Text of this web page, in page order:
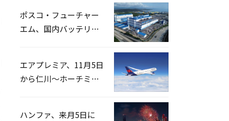
ポスコ・フューチャー
エム、国内バッテリー
エアプレミア、11月5日
から仁川〜ホーチミン
ハンファ、来月5日に